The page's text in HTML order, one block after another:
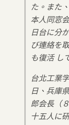
た。また
本人同窓
日台に分
び連絡を
も復活 し
台北工業
日、兵庫
郎会長（
十五人に